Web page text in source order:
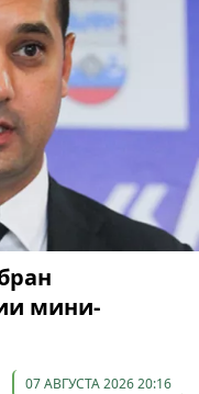
мини-
07 АВГУСТА 2026 20:16